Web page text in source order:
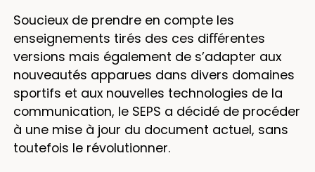
Soucieux de prendre en compte les
enseignements tirés des ces diﬀérentes
versions mais également de s’adapter aux
nouveautés apparues dans divers domaines
sportifs et aux nouvelles technologies de la
communication, le SEPS a décidé de procéder
à une mise à jour du document actuel, sans
toutefois le révolutionner.